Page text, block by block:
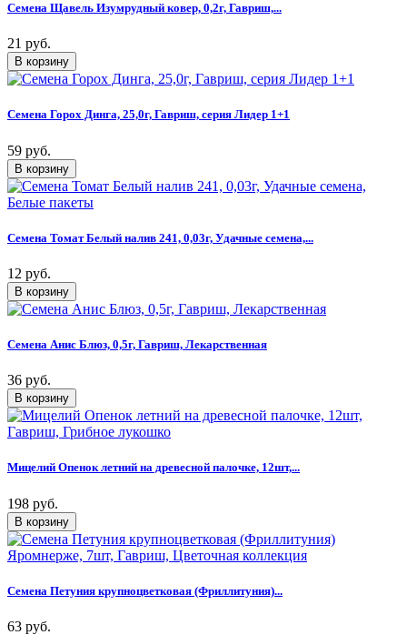
Семена Щавель Изумрудный ковер, 0,2г, Гавриш,...
21 руб.
Семена Горох Динга, 25,0г, Гавриш, серия Лидер 1+1
59 руб.
Семена Томат Белый налив 241, 0,03г, Удачные семена,...
12 руб.
Семена Анис Блюз, 0,5г, Гавриш, Лекарственная
36 руб.
Мицелий Опенок летний на древесной палочке, 12шт,...
198 руб.
Семена Петуния крупноцветковая (Фриллитуния)...
63 руб.